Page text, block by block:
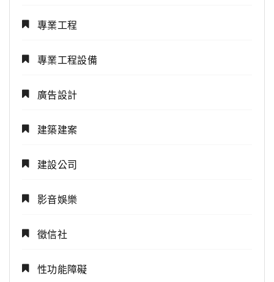
專業工程
專業工程設備
廣告設計
建築建案
建設公司
影音娛樂
徵信社
性功能障礙